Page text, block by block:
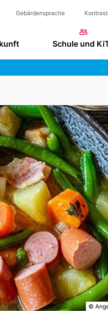
Gebärdensprache
Schule und
©